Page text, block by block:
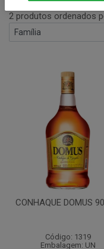
2 produtos ordenados
CONHAQUE DOMUS
Código: 1319
Embalagem: UN